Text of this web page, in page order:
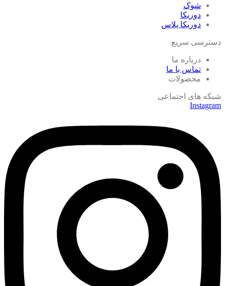
شوک
دوریکا
دوریکا پلاس
دسترسی سریع
درباره ما
تماس با ما
محصولات
شبکه های اجتماعی
Instagram